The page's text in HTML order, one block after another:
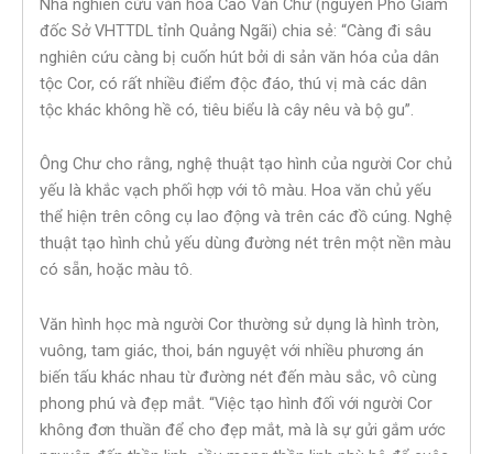
Nhà nghiên cứu văn hóa Cao Văn Chư (nguyên Phó Giám
đốc Sở VHTTDL tỉnh Quảng Ngãi) chia sẻ: “Càng đi sâu
nghiên cứu càng bị cuốn hút bởi di sản văn hóa của dân
tộc Cor, có rất nhiều điểm độc đáo, thú vị mà các dân
tộc khác không hề có, tiêu biểu là cây nêu và bộ gu”.
Ông Chư cho rằng, nghệ thuật tạo hình của người Cor chủ
yếu là khắc vạch phối hợp với tô màu. Hoa văn chủ yếu
thể hiện trên công cụ lao động và trên các đồ cúng. Nghệ
thuật tạo hình chủ yếu dùng đường nét trên một nền màu
có sẵn, hoặc màu tô.
Văn hình học mà người Cor thường sử dụng là hình tròn,
vuông, tam giác, thoi, bán nguyệt với nhiều phương án
biến tấu khác nhau từ đường nét đến màu sắc, vô cùng
phong phú và đẹp mắt. “Việc tạo hình đối với người Cor
không đơn thuần để cho đẹp mắt, mà là sự gửi gắm ước